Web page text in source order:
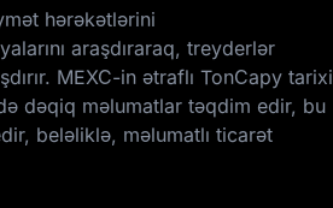
hərəkətlərini
araşdıraraq, treyderlər
MEXC-in ətraflı TonCapy tarixi
dəqiq məlumatlar təqdim edir, bu
beləliklə, məlumatlı ticarət